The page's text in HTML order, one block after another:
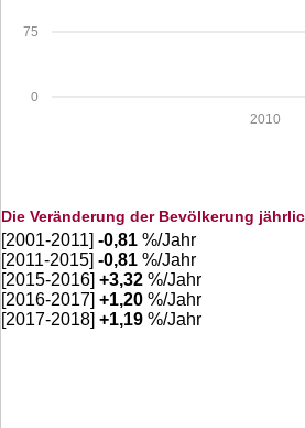
0
75
2010
Die Veränderung der Bevölkerung
[2001-2011] -0,81 %/Jahr
[2011-2015] -0,81 %/Jahr
[2015-2016] +3,32 %/Jahr
[2016-2017] +1,20 %/Jahr
[2017-2018] +1,19 %/Jahr